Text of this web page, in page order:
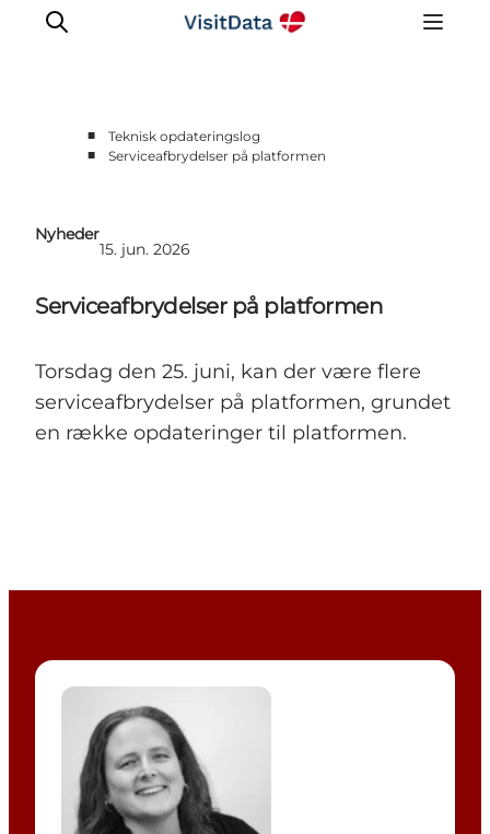
■
Teknisk opdateringslog
■
Serviceafbrydelser på platformen
Nyheder
15. jun. 2026
Serviceafbrydelser på platformen
Torsdag den 25. juni, kan der være flere
serviceafbrydelser på platformen, grundet
en række opdateringer til platformen.
Katrine Porskrog - Product Manager